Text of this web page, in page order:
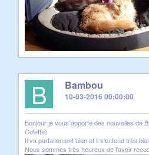
B Bambou
10-03-2016 00:00:00
Bonjour je vous apporte des nouvelles de
Colette)
Il va parfaitement bien et il s'entend très
Nous sommes très heureux de l'avoir